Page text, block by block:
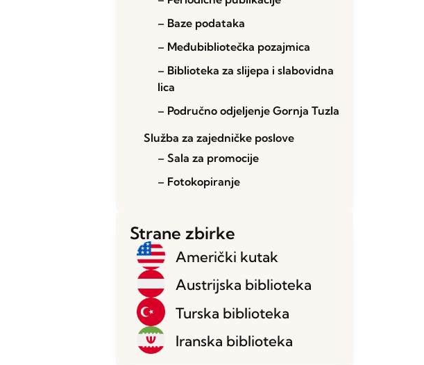
– Baze podataka
– Međubibliotečka pozajmica
– Biblioteka za slijepa i slabovidna
lica
– Područno odjeljenje Gornja Tuzla
Služba za zajedničke poslove
– Sala za promocije
– Fotokopiranje
Strane zbirke
Američki kutak
Austrijska biblioteka
Turska biblioteka
Iranska biblioteka